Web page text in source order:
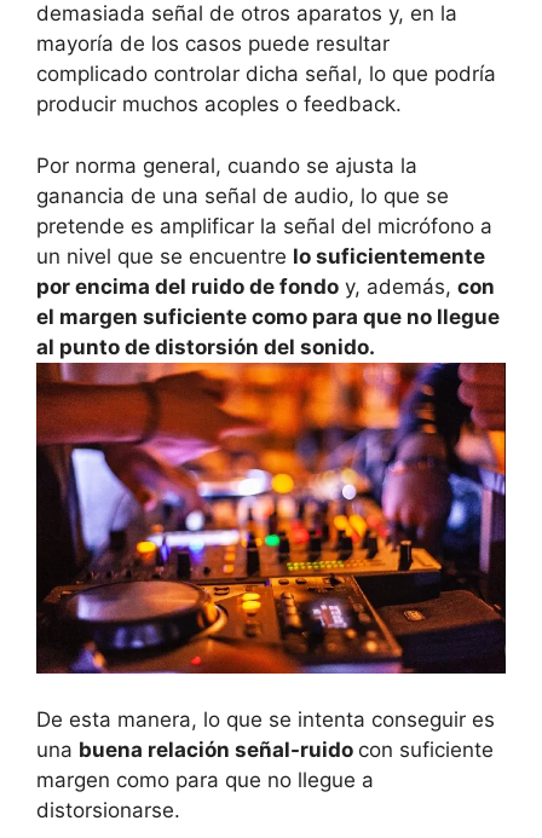
demasiada señal de otros aparatos y, en la
mayoría de los casos puede resultar
complicado controlar dicha señal, lo que podría
producir muchos acoples o feedback.
Por norma general, cuando se ajusta la
ganancia de una señal de audio, lo que se
pretende es amplificar la señal del micrófono a
un nivel que se encuentre lo suficientemente
por encima del ruido de fondo y, además, con
el margen suficiente como para que no llegue
al punto de distorsión del sonido.
De esta manera, lo que se intenta conseguir es
una buena relación señal-ruido con suficiente
margen como para que no llegue a
distorsionarse.